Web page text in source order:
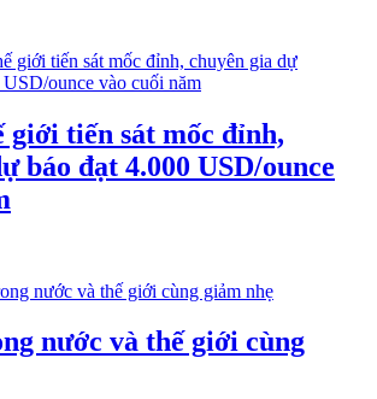
giới tiến sát mốc đỉnh,
báo đạt 4.000 USD/ounce
nước và thế giới cùng